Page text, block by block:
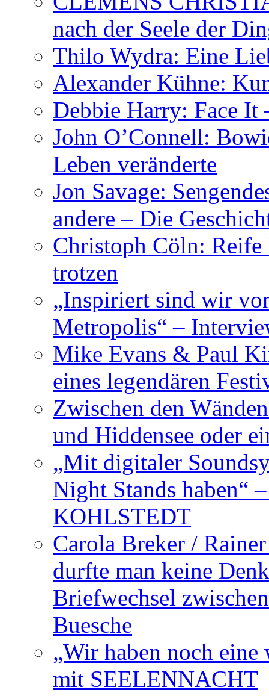
nach der Seele der
Thilo Wydra: Eine
Alexander Kühne:
Debbie Harry: Face
John O’Connell:
Leben veränderte
Jon Savage:
andere – Die
Christoph Cöln:
trotzen
„Inspiriert sind wir
Metropolis“ –
Mike Evans & Paul
eines legendären
Zwischen den
und Hiddensee oder
„Mit digitaler
Night Stands haben“
KOHLSTEDT
Carola Breker /
durfte man keine
Briefwechsel
Buesche
„Wir haben noch
mit SEELENNACHT